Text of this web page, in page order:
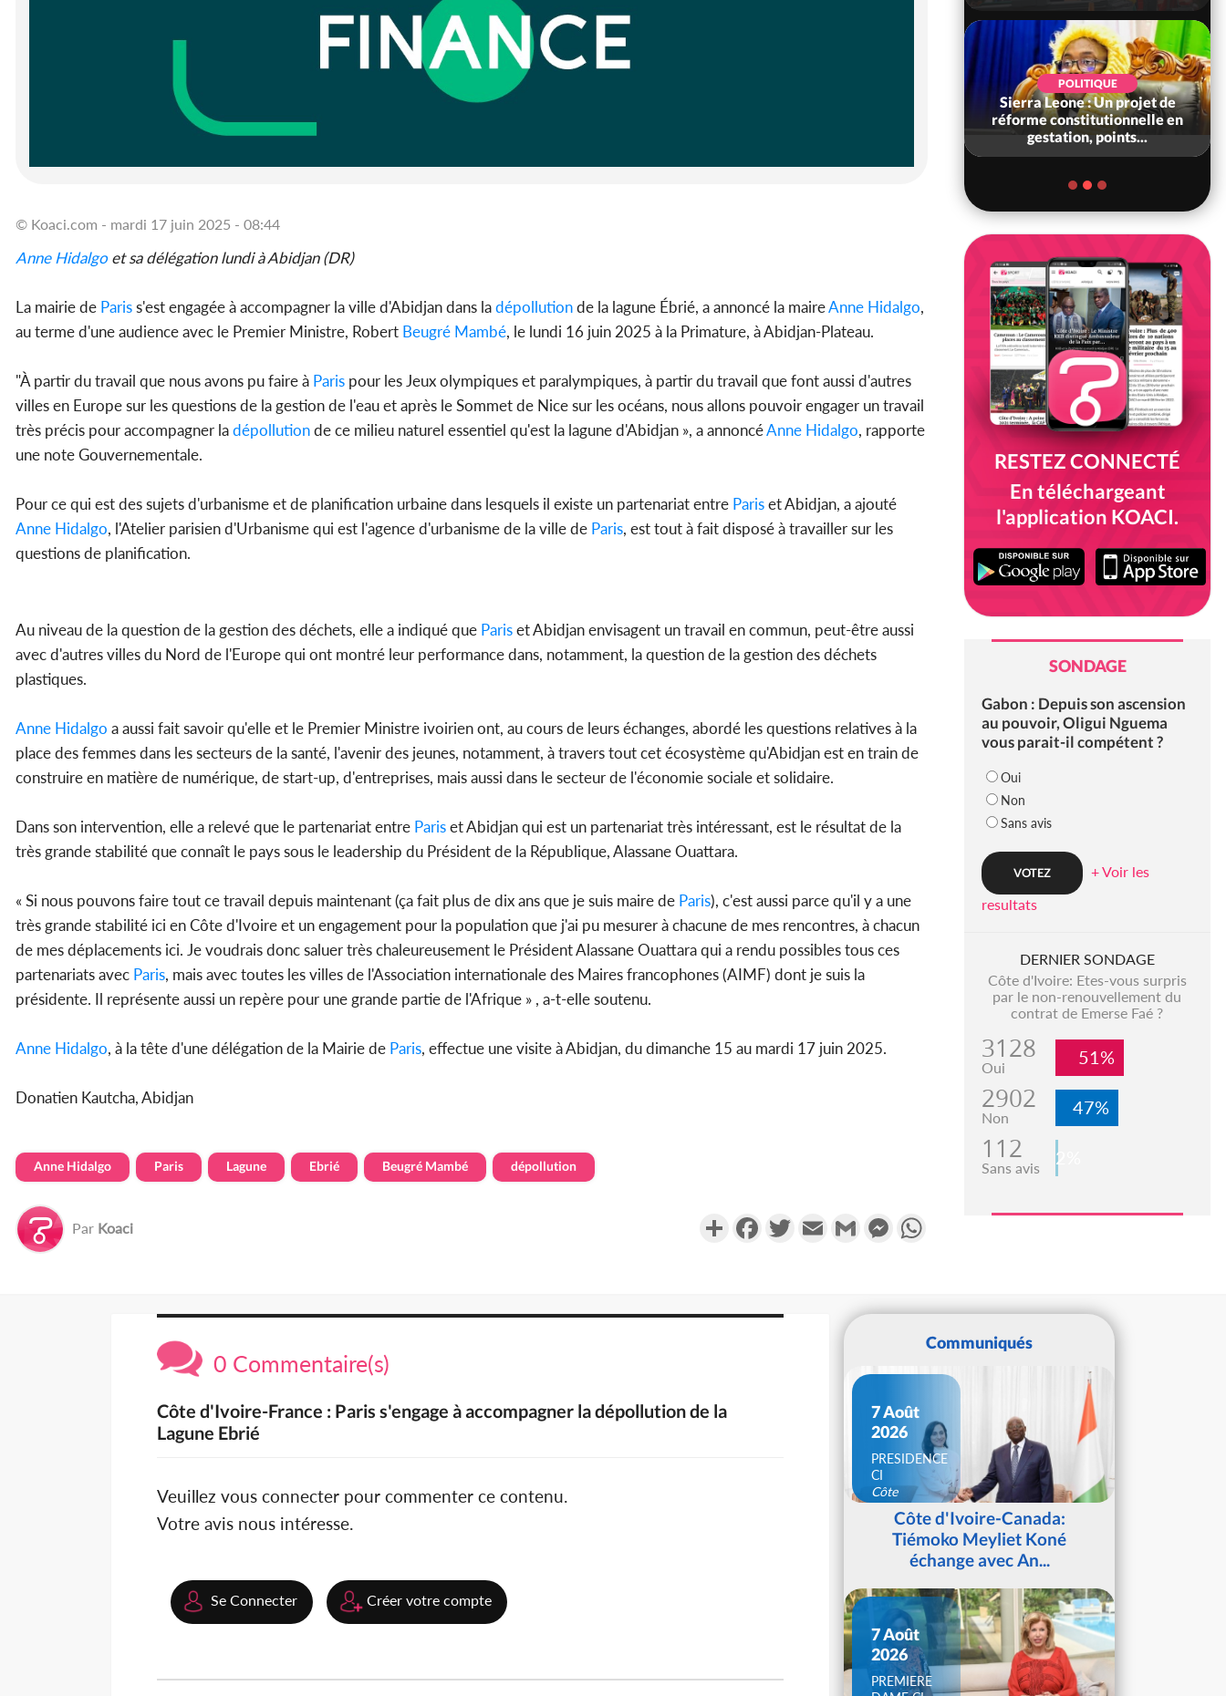
© Koaci.com - mardi 17 juin 2025 - 08:44
Anne Hidalgoet sa délégation lundi à Abidjan (DR)
La mairie de Pariss'est engagée à accompagner la ville d'Abidjan dans ladépollutionde la lagune Ébrié, a annoncé la maireAnne Hidalgo,
au terme d'une audience avec le Premier Ministre, Robert Beugré Mambé, le lundi 16 juin 2025 à la Primature, à Abidjan-Plateau.
"À partir du travail que nous avons pu faire à Paris pour les Jeux olympiques et paralympiques, à partir du travail que font aussi d'autres
villes en Europe sur les questions de la gestion de l'eau et après le Sommet de Nice sur les océans, nous allons pouvoir engager un travail
très précis pour accompagner ladépollutionde ce milieu naturel essentiel qu'est la lagune d'Abidjan », a annoncéAnne Hidalgo, rapporte
une note Gouvernementale.
Pour ce qui est des sujets d'urbanisme et de planification urbaine dans lesquels il existe un partenariat entre Pariset Abidjan, a ajouté
Anne Hidalgo, l'Atelier parisien d'Urbanisme qui est l'agence d'urbanisme de la ville de Paris, est tout à fait disposé à travailler sur les
questions de planification.
Au niveau de la question de la gestion des déchets, elle a indiqué que Pariset Abidjan envisagent un travail en commun, peut-être aussi
avec d'autres villes du Nord de l'Europe qui ont montré leur performance dans, notamment, la question de la gestion des déchets
plastiques.
Anne Hidalgo a aussi fait savoir qu'elle et le Premier Ministre ivoirien ont, au cours de leurs échanges, abordé les questions relatives à la
place des femmes dans les secteurs de la santé, l'avenir des jeunes, notamment, à travers tout cet écosystème qu'Abidjan est en train de
construire en matière de numérique, de start-up, d'entreprises, mais aussi dans le secteur de l'économie sociale et solidaire.
Dans son intervention, elle a relevé que le partenariat entre Pariset Abidjan qui est un partenariat très intéressant, est le résultat de la
très grande stabilité que connaît le pays sous le leadership du Président de la République, Alassane Ouattara.
« Si nous pouvons faire tout ce travail depuis maintenant (ça fait plus de dix ans que je suis maire de Paris), c'est aussi parce qu'il y a une
très grande stabilité ici en Côte d'Ivoire et un engagement pour la population que j'ai pu mesurer à chacune de mes rencontres, à chacun
de mes déplacements ici. Je voudrais donc saluer très chaleureusement le Président Alassane Ouattara qui a rendu possibles tous ces
partenariats avec Paris, mais avec toutes les villes de l'Association internationale des Maires francophones (AIMF) dont je suis la
présidente. Il représente aussi un repère pour une grande partie de l'Afrique » , a-t-elle soutenu.
Anne Hidalgo, à la tête d'une délégation de la Mairie de Paris, effectue une visite à Abidjan, du dimanche 15 au mardi 17 juin 2025.
Donatien Kautcha, Abidjan
Anne Hidalgo Paris Lagune Ebrié Beugré Mambé dépollution
Par Koaci PartagerFacebookTwitterEmail Gmail MessengerWhatsApp
POLITIQUE
Sierra Leone : Un projet de
réforme constitutionnelle en
gestation, points...
RESTEZ CONNECTÉ
En téléchargeant
l'application KOACI.
SONDAGE
Gabon : Depuis son ascension
au pouvoir, Oligui Nguema
vous parait-il compétent ?
Oui
Non
Sans avis
+ Voir les
resultats
DERNIER SONDAGE
Côte d'Ivoire: Etes-vous surpris
par le non-renouvellement du
contrat de Emerse Faé ?
3128
Oui 51%
2902
Non 47%
112
Sans avis 2%
0 Commentaire(s)
Côte d'Ivoire-France : Paris s'engage à accompagner la dépollution de la
Lagune Ebrié
Veuillez vous connecter pour commenter ce contenu.
Votre avis nous intéresse.
Se Connecter Créer votre compte
Communiqués
7 Août
2026
PRESIDENCE
CI
Côte
d'IvoireCôte d'Ivoire-Canada:
Tiémoko Meyliet Koné
échange avec An...
7 Août
2026
PREMIERE